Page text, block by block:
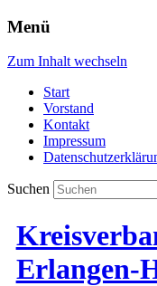
Menü
Zum Inhalt wechseln
Start
Vorstand
Kontakt
Impressum
Suchen
Erlangen-